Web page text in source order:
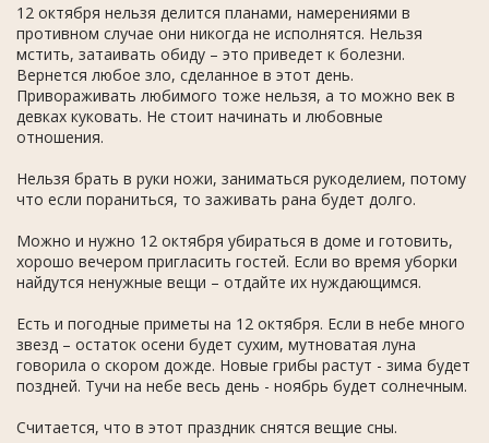
12 октября нельзя делится планами, намерениями в
противном случае они никогда не исполнятся. Нельзя
мстить, затаивать обиду – это приведет к болезни.
Вернется любое зло, сделанное в этот день.
Привораживать любимого тоже нельзя, а то можно век в
девках куковать. Не стоит начинать и любовные
отношения.
Нельзя брать в руки ножи, заниматься рукоделием, потому
что если пораниться, то заживать рана будет долго.
Можно и нужно 12 октября убираться в доме и готовить,
хорошо вечером пригласить гостей. Если во время уборки
найдутся ненужные вещи – отдайте их нуждающимся.
Есть и погодные приметы на 12 октября. Если в небе много
звезд – остаток осени будет сухим, мутноватая луна
говорила о скором дожде. Новые грибы растут - зима будет
поздней. Тучи на небе весь день - ноябрь будет солнечным.
Считается, что в этот праздник снятся вещие сны.